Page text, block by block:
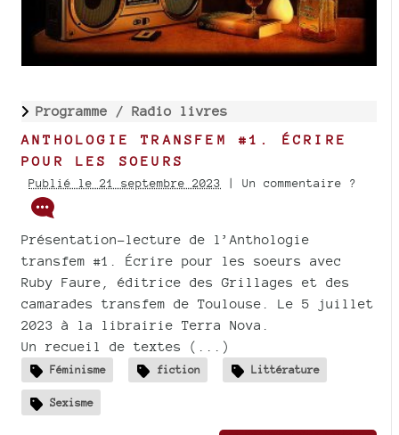
Programme / Radio livres
ANTHOLOGIE TRANSFEM #1. ÉCRIRE
POUR LES SOEURS
Publié le 21 septembre 2023 | Un commentaire ?
Présentation-lecture de l’Anthologie
transfem #1. Écrire pour les soeurs avec
Ruby Faure, éditrice des Grillages et des
camarades transfem de Toulouse. Le 5 juillet
2023 à la librairie Terra Nova.
Un recueil de textes (...)
Féminisme fiction Littérature
Sexisme